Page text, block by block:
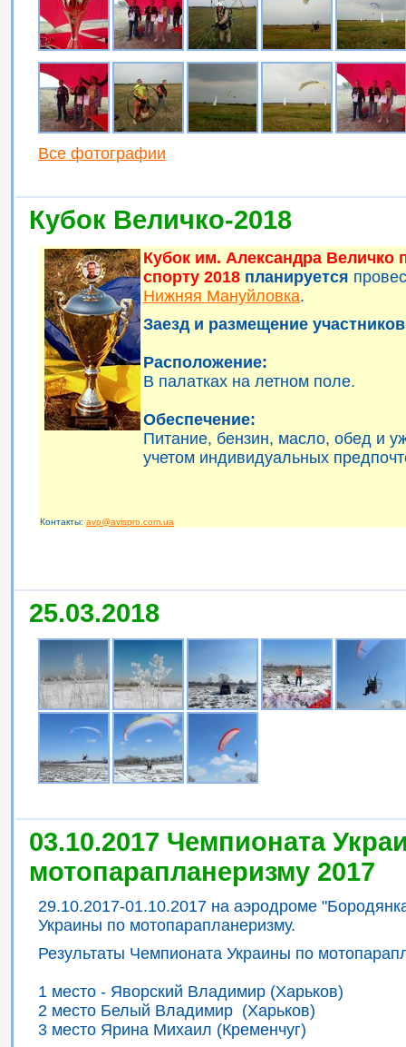
Все фотографии
Кубок Величко-2018
Кубок им. Александра Величко
спорту 2018 планируется
Нижняя Мануйловка.
Заезд и размещение
Расположение:
В палатках на летном поле.
Обеспечение:
Питание, бензин, масло, обед и
учетом индивидуальных
Контакты: avp@avispro.com.ua
25.03.2018
03.10.2017 Чемпионата
мотопарапланеризму 2017
29.10.2017-01.10.2017 на аэродроме
Украины по мотопарапланеризму.
Результаты Чемпионата Украины по
1 место - Яворский Владимир (Харьков)
2 место Белый Владимир (Харьков)
3 место Ярина Михаил (Кременчуг)